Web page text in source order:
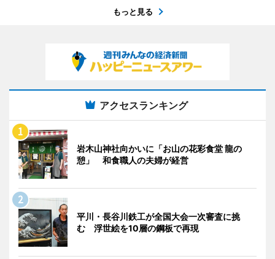
もっと見る
アクセスランキング
岩木山神社向かいに「お山の花彩食堂 龍の
憩」 和食職人の夫婦が経営
平川・長谷川鉄工が全国大会一次審査に挑
む 浮世絵を10層の鋼板で再現